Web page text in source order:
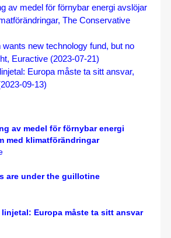
av medel för förnybar energi avslöjar
The Conservative
new technology fund, but no
Euractive (2023-07-21)
Europa måste ta sitt ansvar,
09-13)
av medel för förnybar energi
med klimatförändringar
are under the guillotine
linjetal: Europa måste ta sitt ansvar